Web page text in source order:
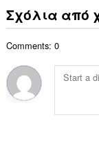
Σχόλια από
Comments: 0